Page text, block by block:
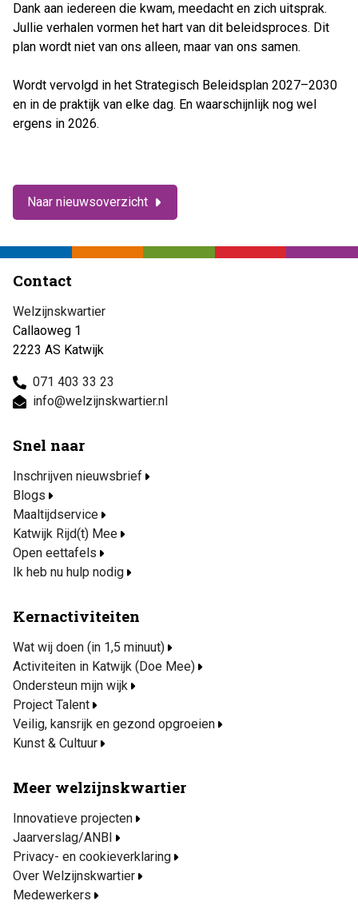
Dank aan iedereen die kwam, meedacht en zich uitsprak.
Jullie verhalen vormen het hart van dit beleidsproces. Dit
plan wordt niet van ons alleen, maar van ons samen.
Wordt vervolgd in het Strategisch Beleidsplan 2027–2030
en in de praktijk van elke dag. En waarschijnlijk nog wel
ergens in 2026.
Naar nieuwsoverzicht
Contact
Welzijnskwartier
Callaoweg 1
2223 AS Katwijk
071 403 33 23
info@welzijnskwartier.nl
Snel naar
Inschrijven nieuwsbrief
Blogs
Maaltijdservice
Katwijk Rijd(t) Mee
Open eettafels
Ik heb nu hulp nodig
Kernactiviteiten
Wat wij doen (in 1,5 minuut)
Activiteiten in Katwijk (Doe Mee)
Ondersteun mijn wijk
Project Talent
Veilig, kansrijk en gezond opgroeien
Kunst & Cultuur
Meer welzijnskwartier
Innovatieve projecten
Jaarverslag/ANBI
Privacy- en cookieverklaring
Over Welzijnskwartier
Medewerkers